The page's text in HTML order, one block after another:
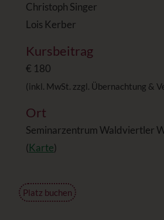
Christoph Singer
Lois Kerber
Kursbeitrag
€ 180
(inkl. MwSt. zzgl. Übernachtung &
Ort
Seminarzentrum Waldviertler
(Karte)
Platz buchen